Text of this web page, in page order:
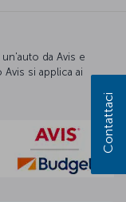
da Avis e
si applica ai
Contattaci